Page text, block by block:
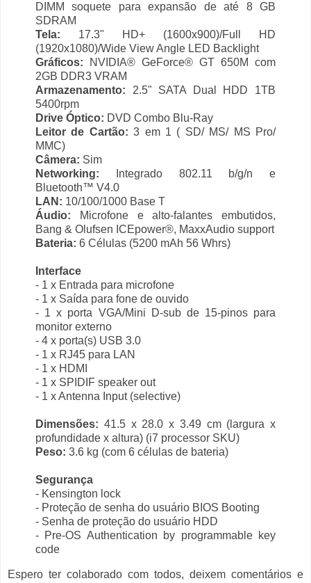
DIMM soquete para expansão de até 8 GB
SDRAM
Tela: 17.3" HD+ (1600x900)/Full HD
(1920x1080)/Wide View Angle LED Backlight
Gráficos: NVIDIA® GeForce® GT 650M com
2GB DDR3 VRAM
Armazenamento: 2.5" SATA Dual HDD 1TB
5400rpm
Drive Óptico: DVD Combo Blu-Ray
Leitor de Cartão: 3 em 1 ( SD/ MS/ MS Pro/
MMC)
Câmera: Sim
Networking: Integrado 802.11 b/g/n e
Bluetooth™ V4.0
LAN: 10/100/1000 Base T
Áudio: Microfone e alto-falantes embutidos,
Bang & Olufsen ICEpower®, MaxxAudio support
Bateria: 6 Células (5200 mAh 56 Whrs)
Interface
- 1 x Entrada para microfone
- 1 x Saída para fone de ouvido
- 1 x porta VGA/Mini D-sub de 15-pinos para
monitor externo
- 4 x porta(s) USB 3.0
- 1 x RJ45 para LAN
- 1 x HDMI
- 1 x SPIDIF speaker out
- 1 x Antenna Input (selective)
Dimensões: 41.5 x 28.0 x 3.49 cm (largura x
profundidade x altura) (i7 processor SKU)
Peso: 3.6 kg (com 6 células de bateria)
Segurança
- Kensington lock
- Proteção de senha do usuário BIOS Booting
- Senha de proteção do usuário HDD
- Pre-OS Authentication by programmable key
code
Espero ter colaborado com todos, deixem comentários e